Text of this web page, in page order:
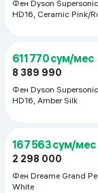
Стайлер Dyson
Amber Silk